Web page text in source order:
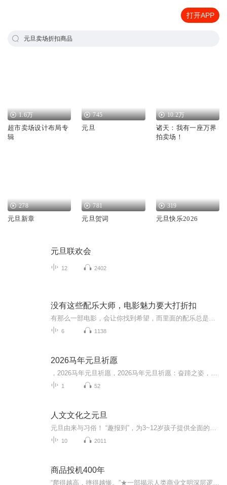
打开APP
元旦卖场折扣商品
1.6万
超市卖场设计布局专
辑
745
元旦
10.2万
诸天：我有一座万界
拍卖场！
278
元旦新章
781
元旦贺词
319
元旦快乐2026
元旦联欢会
12 2402
没有这些配乐大师，电影魅力要大打折扣
6 1138
2026马年元旦祈愿
1 52
人文文化之元旦
10 2011
商品投机400年